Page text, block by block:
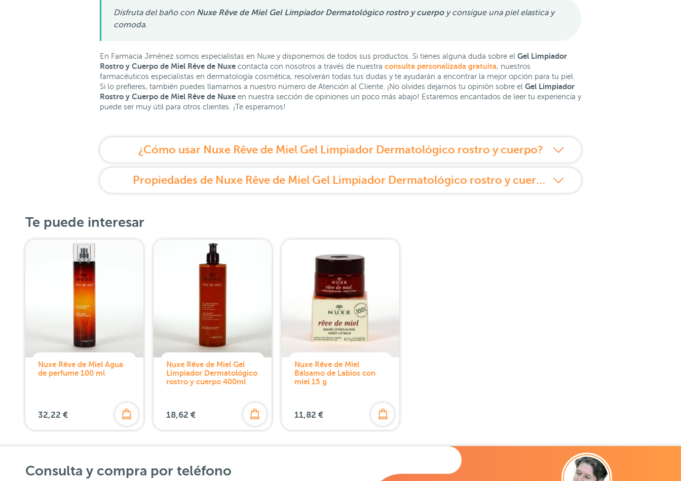
Disfruta del baño con Nuxe Rêve de Miel Gel Limpiador Dermatológico rostro y cuerpo y consigue una piel elastica y
comoda.
En Farmacia Jiménez somos especialistas en Nuxe y disponemos de todos sus productos. Si tienes alguna duda sobre el Gel Limpiador
Rostro y Cuerpo de Miel Rêve de Nuxe contacta con nosotros a través de nuestra consulta personalizada gratuita, nuestros
farmacéuticos especialistas en dermatología cosmética, resolverán todas tus dudas y te ayudarán a encontrar la mejor opción para tu piel.
Si lo prefieres, también puedes llamarnos a nuestro número de Atención al Cliente. ¡No olvides dejarnos tu opinión sobre el Gel Limpiador
Rostro y Cuerpo de Miel Rêve de Nuxe en nuestra sección de opiniones un poco más abajo! Estaremos encantados de leer tu experiencia y
puede ser muy útil para otros clientes. ¡Te esperamos!
¿Cómo usar Nuxe Rêve de Miel Gel Limpiador Dermatológico rostro y cuerpo?
Propiedades de Nuxe Rêve de Miel Gel Limpiador Dermatológico rostro y cuerpo
Te puede interesar
Nuxe Rêve de Miel Agua
de perfume 100 ml
32,22 €
Nuxe Rêve de Miel Gel
Limpiador Dermatológico
rostro y cuerpo 400ml
18,62 €
Nuxe Rêve de Miel
Bálsamo de Labios con
miel 15 g
11,82 €
Consulta y compra por teléfono